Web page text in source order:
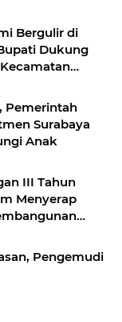
Bergulir di
Dukung
Pemerintah
Surabaya
Anak
III Tahun
Menyerap
Pengemudi